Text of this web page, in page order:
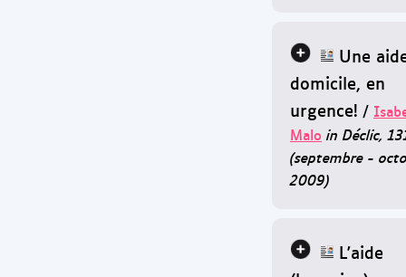
Une
domicile, en
urgence! /
Malo in Déclic,
(septembre -
2009)
L'aide